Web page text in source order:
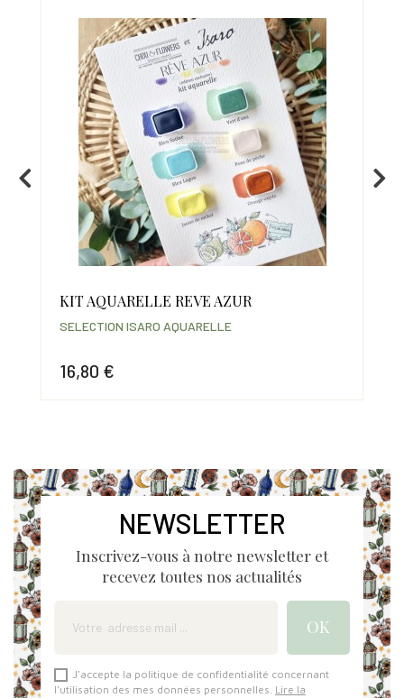
KIT AQUARELLE REVE AZUR
16,80 €
SELECTION ISARO AQUARELLE
NEWSLETTER
Inscrivez-vous à notre newsletter et
recevez toutes nos actualités
J'accepte la politique de confidentialité concernant
l'utilisation des mes données personnelles. Lire la